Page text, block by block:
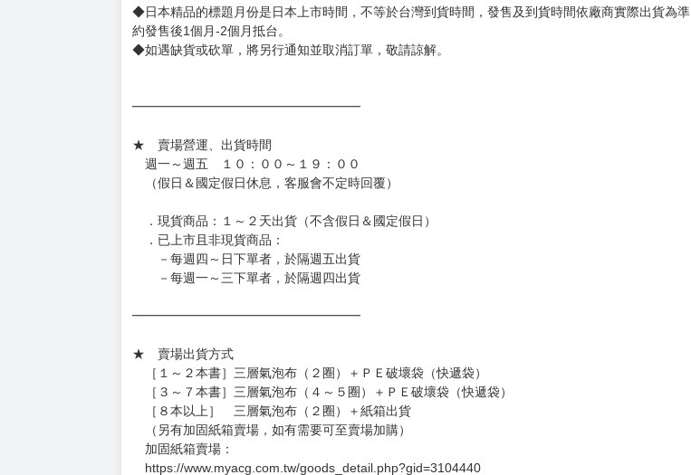
◆書籍贈品&上市日、依出版社最終公布為主。
有時會上市前更改贈品內容或延後出版，還請注意。
◆網路購物取貨後開箱時建議全程錄影拍照存證，以保障買賣家雙方權益。
訂金金額將退回至買動漫錢包。
◆日本精品為受注代購性質，結單後恕無法取消，請慎重下單。
◆日本精品圖像僅供參考，設計及式樣請以實際商品為準，可能有色差。
約發售後1個月-2個月抵台。
◆如遇缺貨或砍單，將另行通知並取消訂單，敬請諒解。
週一～週五 １０：００～１９：００
（假日＆國定假日休息，客服會不定時回覆）
．現貨商品：１～２天出貨（不含假日＆國定假日）
．已上市且非現貨商品：
－每週四～日下單者，於隔週五出貨
－每週一～三下單者，於隔週四出貨